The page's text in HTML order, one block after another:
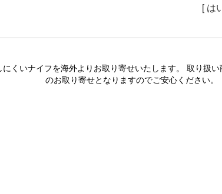
[ は
くいナイフを海外よりお取り寄せいたします。 取り扱
のお取り寄せとなりますのでご安心ください。